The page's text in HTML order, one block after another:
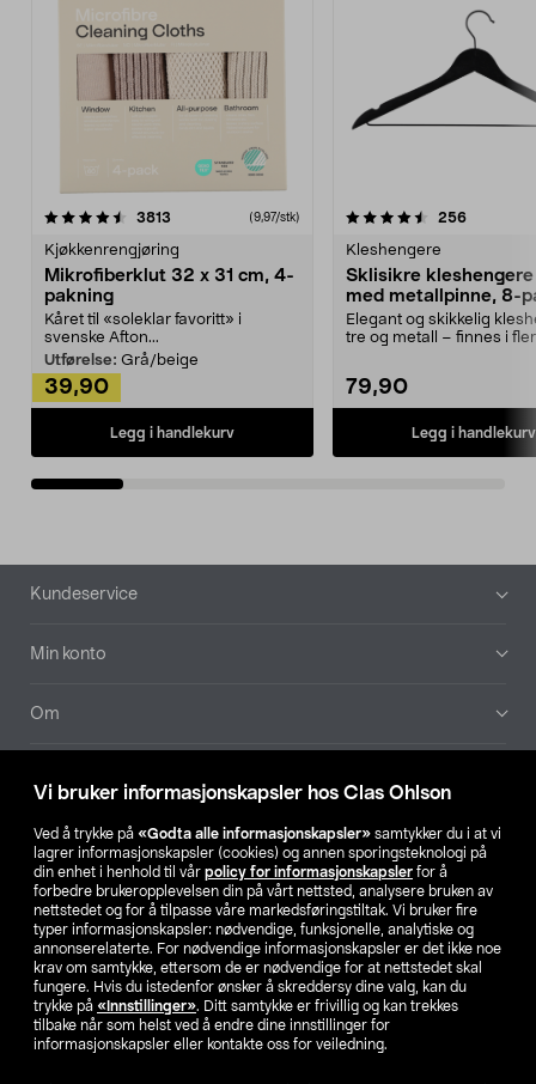
Vi bruker informasjonskapsler hos Clas Ohlson
Ved å trykke på «Godta alle informasjonskapsler» samtykker du i at vi
lagrer informasjonskapsler (cookies) og annen sporingsteknologi på
din enhet i henhold til vår policy for informasjonskapsler for å
forbedre brukeropplevelsen din på vårt nettsted, analysere bruken av
nettstedet og for å tilpasse våre markedsføringstiltak. Vi bruker fire
typer informasjonskapsler: nødvendige, funksjonelle, analytiske og
annonserelaterte. For nødvendige informasjonskapsler er det ikke noe
krav om samtykke, ettersom de er nødvendige for at nettstedet skal
fungere. Hvis du istedenfor ønsker å skreddersy dine valg, kan du
trykke på «Innstillinger». Ditt samtykke er frivillig og kan trekkes
tilbake når som helst ved å endre dine innstillinger for
informasjonskapsler eller kontakte oss for veiledning.
3813 anmeldelser(9,97/stk)
Kjøkkenrengjøring
Mikrofiberklut 32 x 31 cm, 4-
pakning
Kåret til «soleklar favoritt» i
svenske Afton...
Utførelse: Grå/beige
39,90
Legg i handlekurv
4.5av 5 stjerner 256
Kleshengere
Sklisikre
med metallpinne, 8-
Elegant og skikkelig
tre og metall – finnes i
79,90
Legg i handlekurv
4.5av 5 stjerner
Bunntekst
Kundeservice
Min konto
Om
Våre selskaper
Finn din butikk
SE NO FI